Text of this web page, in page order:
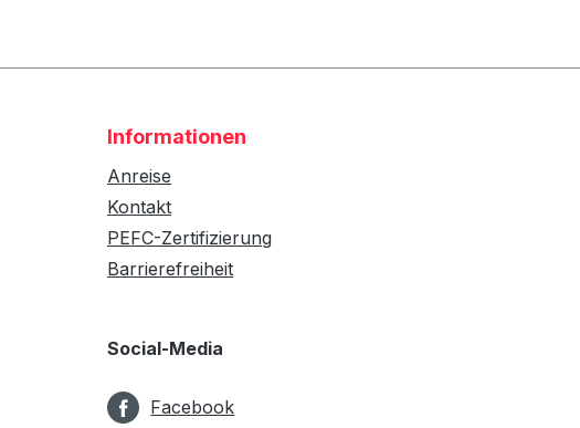
Informationen
Anreise
Kontakt
PEFC-Zertifizierung
Barrierefreiheit
Social-Media
Facebook